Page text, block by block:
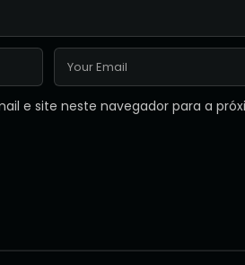
e site neste navegador para a